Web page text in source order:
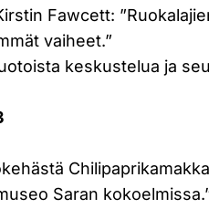
Fawcett:
vaiheet.”
keskustelua ja
Saran